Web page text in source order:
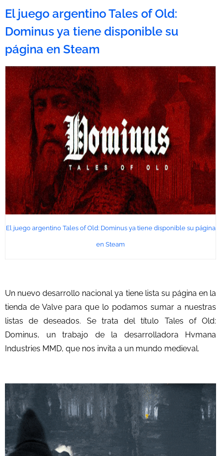
El juego argentino Tales of Old:
Dominus ya tiene disponible su
página en Steam
El juego argentino Tales of Old: Dominus ya tiene disponible su página
en Steam
Un nuevo desarrollo nacional ya tiene lista su página en la
tienda de Valve para que lo podamos sumar a nuestras
listas de deseados. Se trata del título Tales of Old:
Dominus, un trabajo de la desarrolladora Hvmana
Industries MMD, que nos invita a un mundo medieval.